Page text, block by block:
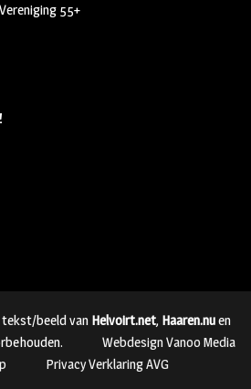
55+
beeld van Helvoirt.net, Haaren.nuen
Webdesign Vanoo Media
Privacy Verklaring AVG